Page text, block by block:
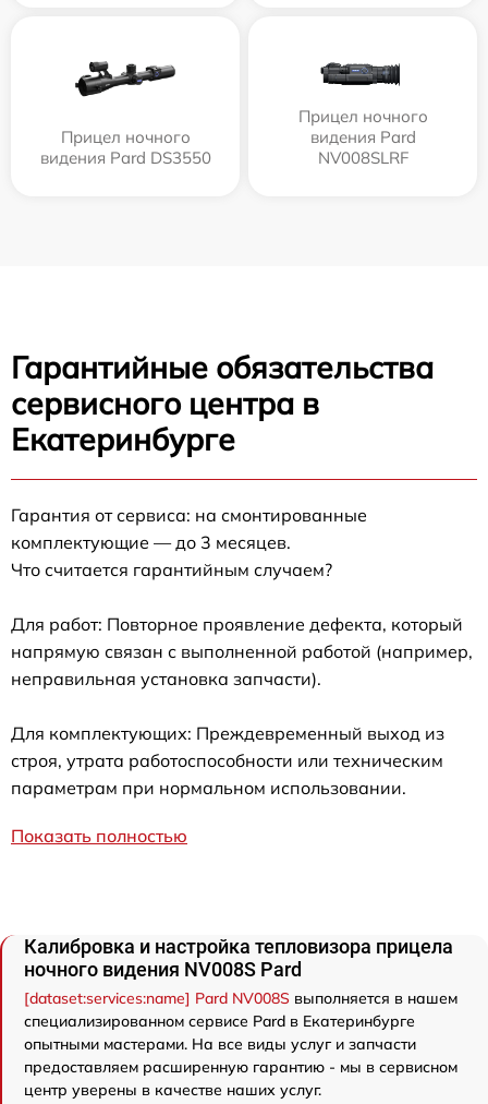
Прицел ночного
видения Pard DS3550
Прицел ночного
видения Pard
NV008SLRF
Гарантийные обязательства
сервисного центра в
Екатеринбурге
Гарантия от сервиса: на смонтированные
комплектующие — до 3 месяцев.
Что считается гарантийным случаем?
Для работ: Повторное проявление дефекта, который
напрямую связан с выполненной работой (например,
неправильная установка запчасти).
Для комплектующих: Преждевременный выход из
строя, утрата работоспособности или техническим
параметрам при нормальном использовании.
Показать полностью
Калибровка и настройка тепловизора прицела
ночного видения NV008S Pard
[dataset:services:name] Pard NV008S выполняется в нашем
специализированном сервисе Pard в Екатеринбурге
опытными мастерами. На все виды услуг и запчасти
предоставляем расширенную гарантию - мы в сервисном
центр уверены в качестве наших услуг.